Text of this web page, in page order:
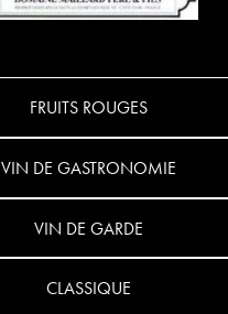
FRUITS ROUGES
VIN DE GASTRONOMIE
VIN DE GARDE
CLASSIQUE